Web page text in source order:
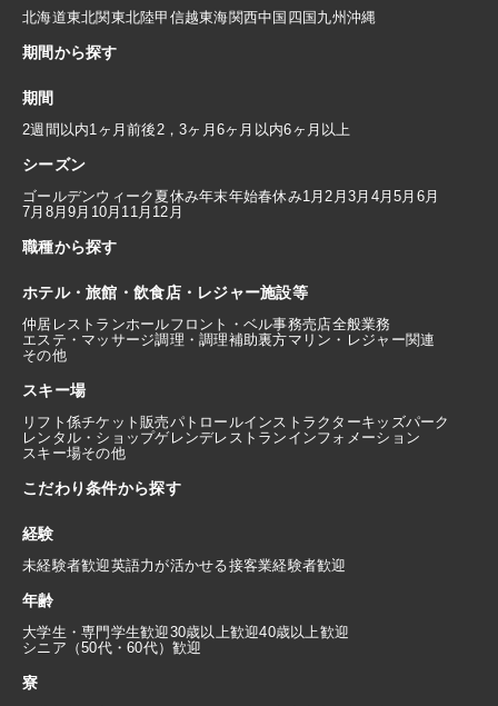
北海道東北関東北陸甲信越東海関西中国 四国 九州 沖縄
期間から探す
期間
2週間以内1ヶ月前後2，3ヶ月 6ヶ月以内6ヶ月以上
シーズン
ゴールデンウィーク 夏休み年末年始春休み1月2月3月 4月5月 6月
7月 8月9月 10月 11月 12月
職種から探す
ホテル・旅館・飲食店・レジャー施設等
仲居 レストランホールフロント・ベル事務売店全般業務
エステ・マッサージ調理・調理補助裏方マリン・レジャー関連
その他
スキー場
リフト係チケット販売パトロールインストラクターキッズパーク
レンタル・ショップゲレンデレストラン インフォメーション
スキー場その他
こだわり条件から探す
経験
未経験者歓迎英語力が活かせる接客業経験者歓迎
年齢
大学生・専門学生歓迎30歳以上歓迎40歳以上歓迎
シニア（50代・60代）歓迎
寮